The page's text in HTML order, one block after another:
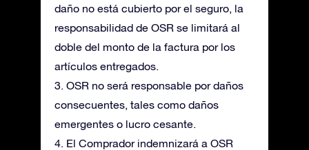
daño no está cubierto por el seguro, la
responsabilidad de OSR se limitará al
doble del monto de la factura por los
artículos entregados.
3. OSR no será responsable por daños
consecuentes, tales como daños
emergentes o lucro cesante.
4. El Comprador indemnizará a OSR